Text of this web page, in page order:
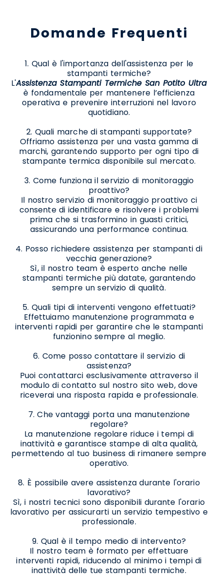
Domande Frequenti
1. Qual è l'importanza dell'assistenza per le
stampanti termiche?
L'Assistenza Stampanti Termiche San Potito Ultra
è fondamentale per mantenere l’efficienza
operativa e prevenire interruzioni nel lavoro
quotidiano.
2. Quali marche di stampanti supportate?
Offriamo assistenza per una vasta gamma di
marchi, garantendo supporto per ogni tipo di
stampante termica disponibile sul mercato.
3. Come funziona il servizio di monitoraggio
proattivo?
Il nostro servizio di monitoraggio proattivo ci
consente di identificare e risolvere i problemi
prima che si trasformino in guasti critici,
assicurando una performance continua.
4. Posso richiedere assistenza per stampanti di
vecchia generazione?
Sì, il nostro team è esperto anche nelle
stampanti termiche più datate, garantendo
sempre un servizio di qualità.
5. Quali tipi di interventi vengono effettuati?
Effettuiamo manutenzione programmata e
interventi rapidi per garantire che le stampanti
funzionino sempre al meglio.
6. Come posso contattare il servizio di
assistenza?
Puoi contattarci esclusivamente attraverso il
modulo di contatto sul nostro sito web, dove
riceverai una risposta rapida e professionale.
7. Che vantaggi porta una manutenzione
regolare?
La manutenzione regolare riduce i tempi di
inattività e garantisce stampe di alta qualità,
permettendo al tuo business di rimanere sempre
operativo.
8. È possibile avere assistenza durante l'orario
lavorativo?
Sì, i nostri tecnici sono disponibili durante l'orario
lavorativo per assicurarti un servizio tempestivo e
professionale.
9. Qual è il tempo medio di intervento?
Il nostro team è formato per effettuare
interventi rapidi, riducendo al minimo i tempi di
inattività delle tue stampanti termiche.